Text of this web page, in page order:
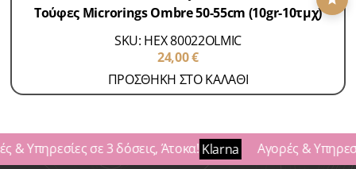
Τούφες Microrings Ombre 50-55cm (10gr-10τμχ)
SKU: HEX 80022OLMIC
24,00€
ΠΡΟΣΘΗΚΗ ΣΤΟ ΚΑΛΑΘΙ
& Υπηρεσίες σε 3 δόσεις, Άτοκα!Klarna Αγορές &